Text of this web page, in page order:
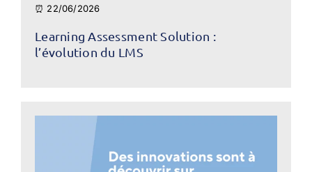
⏰ 22/06/2026
Learning Assessment Solution :
l’évolution du LMS